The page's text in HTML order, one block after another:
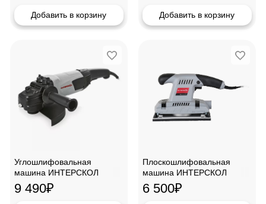
Добавить в корзину Добавить в корзину
Углошлифовальная
машина ИНТЕРСКОЛ
УШМ-230/2000М
9 490₽
Плоскошлифовальная
машина ИНТЕРСКОЛ
115/300Э-01
6 500₽